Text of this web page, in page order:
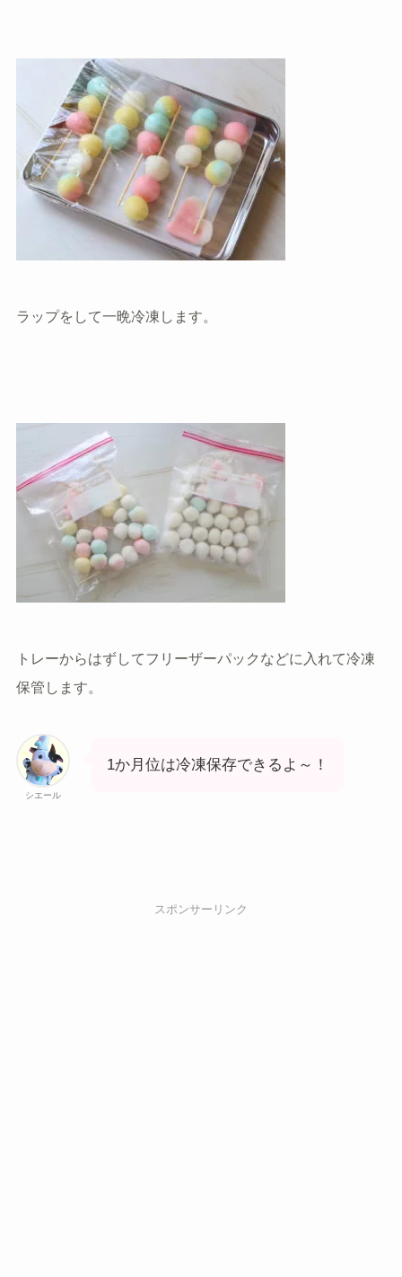
ラップをして一晩冷凍します。
トレーからはずしてフリーザーパックなどに入れて冷凍
保管します。
シエール
1か月位は冷凍保存できるよ～！
スポンサーリンク